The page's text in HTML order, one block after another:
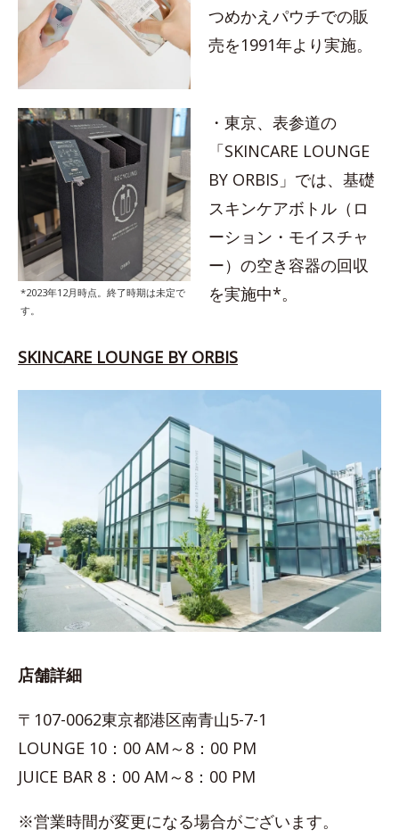
つめかえパウチでの販
売を1991年より実施。
*2023年12月時点。終了時期は未定で
す。
・東京、表参道の
「SKINCARE LOUNGE
BY ORBIS」では、基礎
スキンケアボトル（ロ
ーション・モイスチャ
ー）の空き容器の回収
を実施中*。
SKINCARE LOUNGE BY ORBIS
店舗詳細
〒107-0062東京都港区南青山5-7-1
LOUNGE 10：00 AM～8：00 PM
JUICE BAR 8：00 AM～8：00 PM
※営業時間が変更になる場合がございます。